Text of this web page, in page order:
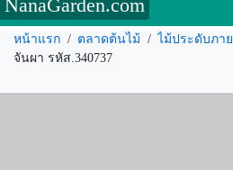
NanaGarden.com
หน้าแรก / ตลาดต้นไม้ / ไม้ประดับภา
จันผา รหัส.340737